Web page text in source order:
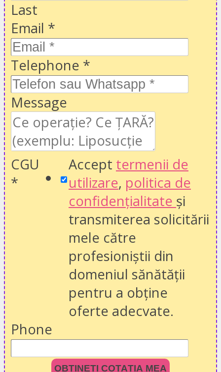
Last
Email *
Telephone *
Message
CGU
*
Accept termenii de
utilizare, politica de
confidențialitate și
transmiterea solicitării
mele către
profesioniștii din
domeniul sănătății
pentru a obține
oferte adecvate.
Phone
OBȚINEȚI COTAȚIA MEA